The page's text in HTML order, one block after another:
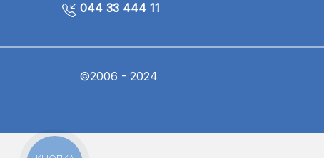
044 33 444 11
©2006 - 2024